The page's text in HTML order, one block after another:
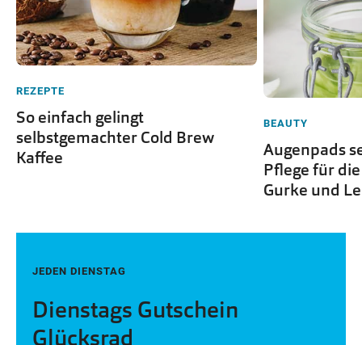
REZEPTE
So einfach gelingt
selbstgemachter Cold Brew
Kaffee
BEAUTY
Augenpads
Pflege für
Gurke und
JEDEN DIENSTAG
Dienstags Gutschein
Glücksrad